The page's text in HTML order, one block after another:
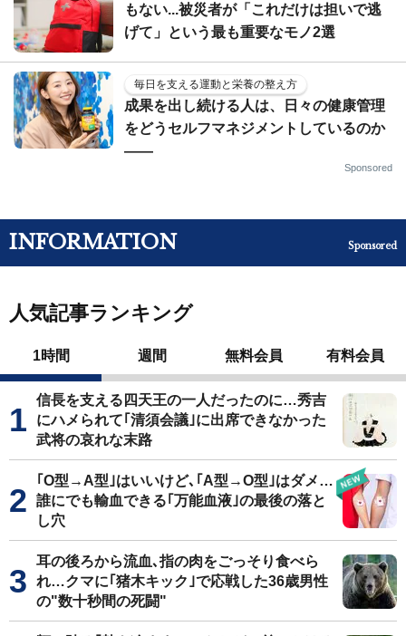
もない...被災者が「これだけは担いで逃
げて」という最も重要なモノ2選
毎日を支える運動と栄養の整え方
成果を出し続ける人は、日々の健康管理
をどうセルフマネジメントしているのか
——
Sponsored
INFORMATION Sponsored
人気記事ランキング
1時間 週間 無料会員 有料会員
信長を支える四天王の一人だったのに…秀吉
にハメられて｢清須会議｣に出席できなかった
武将の哀れな末路
｢O型→A型｣はいいけど､｢A型→O型｣はダメ…
誰にでも輸血できる｢万能血液｣の最後の落と
し穴
耳の後ろから流血､指の肉をごっそり食べら
れ…クマに｢猪木キック｣で応戦した36歳男性
の"数十秒間の死闘"